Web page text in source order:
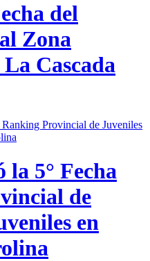
del
Zona
Cascada
5° Fecha
de
en